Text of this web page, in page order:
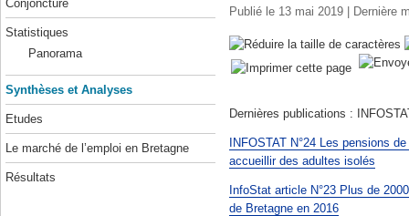
Conjoncture
Statistiques
Panorama
Synthèses et Analyses
Etudes
Le marché de l’emploi en Bretagne
Résultats
Publié le 13 mai 2019 | Dernière
Dernières publications :
INFOSTAT N°24 Les pensions
accueillir des adultes isolés
InfoStat article N°23 Plus de
de Bretagne en 2016